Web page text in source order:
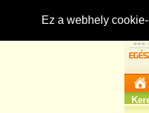
Ez a webhely